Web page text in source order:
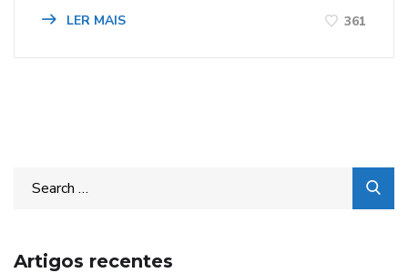
LER MAIS 361
Artigos recentes